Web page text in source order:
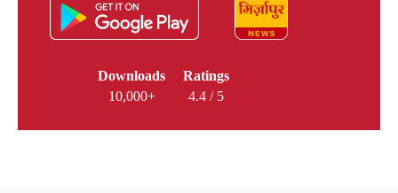
Downloads
10,000+
Ratings
4.4 / 5